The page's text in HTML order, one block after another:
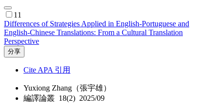
11
Differences of Strategies Applied in English-Portuguese and
English-Chinese Translations: From a Cultural Translation
Perspective
分享
Cite APA 引用
Yuxiong Zhang（張宇雄）
編譯論叢 18(2) 2025/09